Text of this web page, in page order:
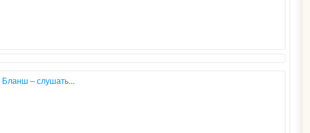
Бланш – слушать...